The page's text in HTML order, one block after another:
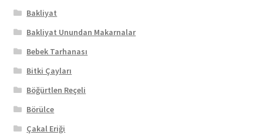
Bakliyat
Bakliyat Unundan Makarnalar
Bebek Tarhanası
Bitki Çayları
Böğürtlen Reçeli
Börülce
Çakal Eriği